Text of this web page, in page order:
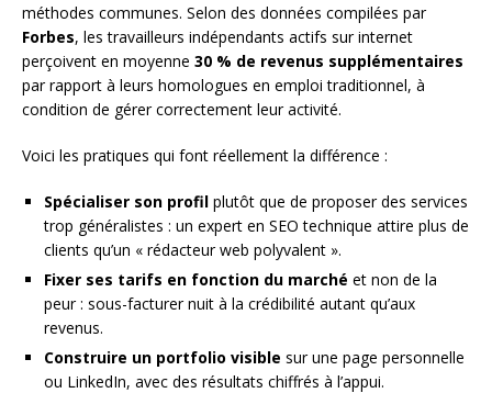
méthodes communes. Selon des données compilées par
Forbes, les travailleurs indépendants actifs sur internet
perçoivent en moyenne 30 % de revenus supplémentaires
par rapport à leurs homologues en emploi traditionnel, à
condition de gérer correctement leur activité.
Voici les pratiques qui font réellement la différence :
Spécialiser son profil plutôt que de proposer des services
trop généralistes : un expert en SEO technique attire plus de
clients qu’un « rédacteur web polyvalent ».
Fixer ses tarifs en fonction du marché et non de la
peur : sous-facturer nuit à la crédibilité autant qu’aux
revenus.
Construire un portfolio visible sur une page personnelle
ou LinkedIn, avec des résultats chiffrés à l’appui.